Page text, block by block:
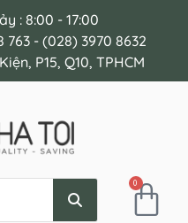
: 8:00 - 17:00
763 - (028) 3970 8632
P15, Q10, TPHCM
0